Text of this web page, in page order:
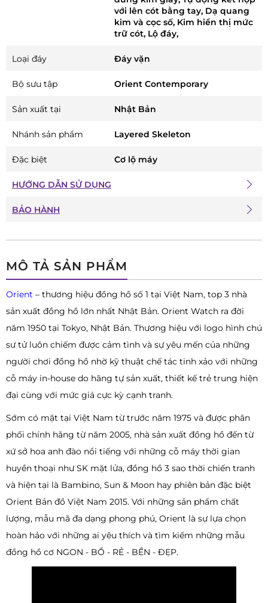
MÔ TẢ SẢN PHẨM
Orient – thương hiệu đồng hồ số 1 tại Việt Nam, top 3 nhà
sản xuất đồng hồ lớn nhất Nhật Bản. Orient Watch ra đời
năm 1950 tại Tokyo, Nhật Bản. Thương hiệu với logo hình chú
sư tử luôn chiếm được cảm tình và sự yêu mến của những
người chơi đồng hồ nhờ kỹ thuật chế tác tinh xảo với những
cỗ máy in-house do hãng tự sản xuất, thiết kế trẻ trung hiện
đại cùng với mức giá cực kỳ cạnh tranh.
Sớm có mặt tại Việt Nam từ trước năm 1975 và được phân
phối chính hãng từ năm 2005, nhà sản xuất đồng hồ đến từ
xứ sở hoa anh đào nổi tiếng với những cỗ máy thời gian
huyền thoại như SK mặt lửa, đồng hồ 3 sao thời chiến tranh
và hiện tại là Bambino, Sun & Moon hay phiên bản đặc biệt
Orient Bản đồ Việt Nam 2015. Với những sản phẩm chất
lượng, mẫu mã đa dạng phong phú, Orient là sự lựa chọn
hoàn hảo với những ai yêu thích và tìm kiếm những mẫu
đồng hồ cơ NGON - BỔ - RẺ - BỀN - ĐẸP.
với lên cót bằng tay, Dạ quang
kim và cọc số, Kim hiển thị mức
trữ cót, Lộ đáy,
Loại đáy Đáy vặn
Bộ sưu tập Orient Contemporary
Sản xuất tại Nhật Bản
Nhánh sản phẩm Layered Skeleton
Đặc biệt Cơ lộ máy
HƯỚNG DẪN SỬ DỤNG
BẢO HÀNH